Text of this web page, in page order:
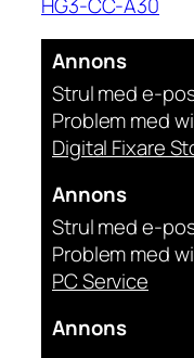
Annons
Strul med e-
Problem med
Digital Fixare
Annons
Strul med e-
Problem med
PC Service
Annons